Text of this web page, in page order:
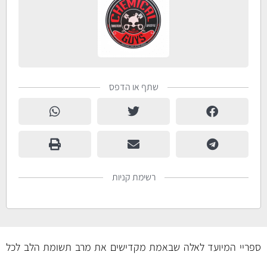
שתף או הדפס
רשימת קניות
ספריי המיועד לאלה שבאמת מקדישים את מרב תשומת הלב לכל